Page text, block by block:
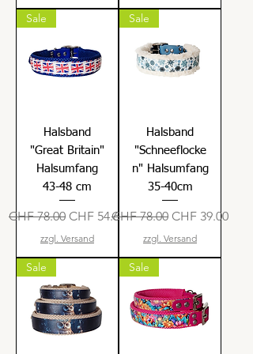
Sale
Halsband
"Great Britain"
Halsumfang
43-48 cm
Standardpreis
CHF 78.00 Sale-Preis
CHF 54.60
zzgl. Versand
Sale
Halsband
"Schneeflocke
n" Halsumfang
35-40cm
Standardpreis
CHF 78.00 Sale-Preis
CHF 39.00
zzgl. Versand
Sale Sale